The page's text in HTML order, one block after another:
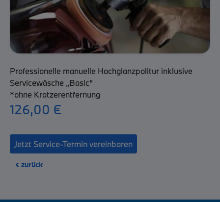
Professionelle manuelle Hochglanzpolitur inklusive
Servicewäsche „Basic“
*ohne Kratzerentfernung
126,00 €
Jetzt Service-Termin vereinbaren
‹ zurück